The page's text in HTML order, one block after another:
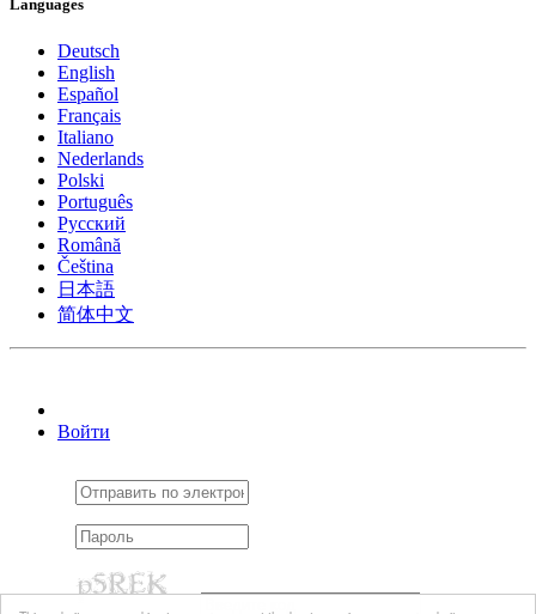
Languages
Deutsch
English
Español
Français
Italiano
Nederlands
Polski
Português
Pусский
Română
Čeština
日本語
简体中文
Войти